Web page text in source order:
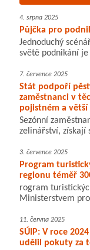
4. srpna 2025
Půjčka pro
Jednoduchý
světě podnikání je
7. července 2025
Stát podpoří
zaměstnanci v
pojistném a větší
Sezónní
zelinářství, získají
3. července 2025
Program
regionu téměř
rogram
Ministerstvem
11. června 2025
SÚIP: V roce
udělil pokuty za